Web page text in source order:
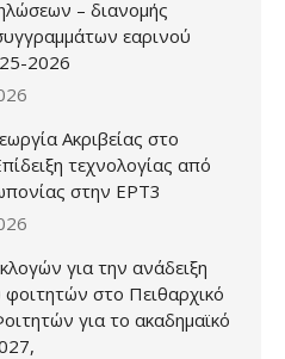
– διανομής
εαρινού
2026
Ακριβείας στο
τεχνολογίας από
στην ΕΡΤ3
για την ανάδειξη
στο Πειθαρχικό
για το ακαδημαϊκό